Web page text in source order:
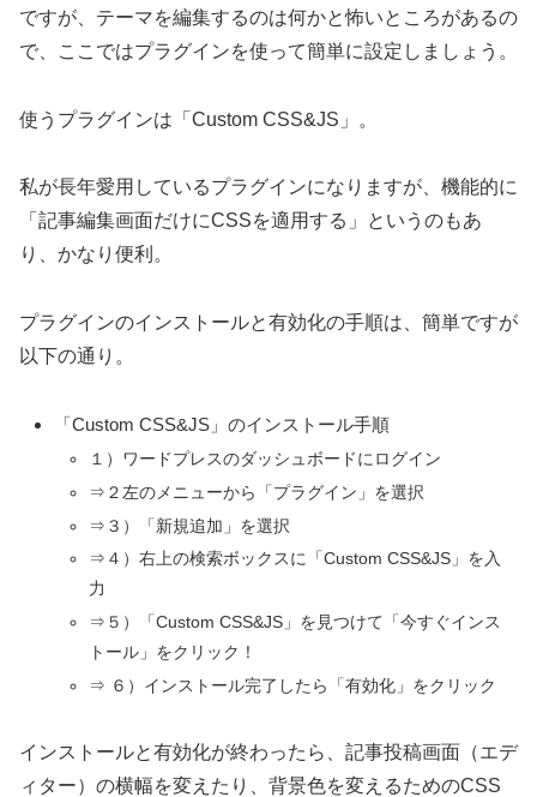
ですが、テーマを編集するのは何かと怖いところがあるの
で、ここではプラグインを使って簡単に設定しましょう。
使うプラグインは「Custom CSS&JS」。
私が長年愛用しているプラグインになりますが、機能的に
「記事編集画面だけにCSSを適用する」というのもあ
り、かなり便利。
プラグインのインストールと有効化の手順は、簡単ですが
以下の通り。
「Custom CSS&JS」のインストール手順
１）ワードプレスのダッシュボードにログイン
⇒２左のメニューから「プラグイン」を選択
⇒３）「新規追加」を選択
⇒４）右上の検索ボックスに「Custom CSS&JS」を入
力
⇒５）「Custom CSS&JS」を見つけて「今すぐインス
トール」をクリック！
⇒ ６）インストール完了したら「有効化」をクリック
インストールと有効化が終わったら、記事投稿画面（エデ
ィター）の横幅を変えたり、背景色を変えるためのCSS